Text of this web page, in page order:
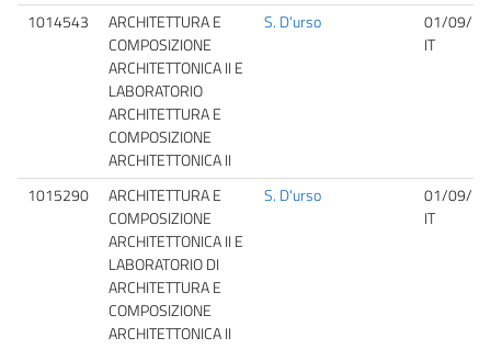
1014543
ARCHITETTURA E
COMPOSIZIONE
ARCHITETTONICA II E
LABORATORIO
ARCHITETTURA E
COMPOSIZIONE
ARCHITETTONICA II
S. D'urso
01/09/
IT
1015290
ARCHITETTURA E
COMPOSIZIONE
ARCHITETTONICA II E
LABORATORIO DI
ARCHITETTURA E
COMPOSIZIONE
ARCHITETTONICA II
S. D'urso
01/09/
IT